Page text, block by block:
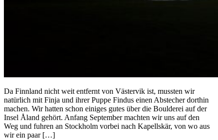
Da Finnland nicht weit entfernt von Västervik ist, mussten wir
natürlich mit Finja und ihrer Puppe Findus einen Abstecher dorthin
machen. Wir hatten schon einiges gutes über die Boulderei auf der
Insel Åland gehört. Anfang September machten wir uns auf den
Weg und fuhren an Stockholm vorbei nach Kapellskär, von wo aus
wir ein paar […]